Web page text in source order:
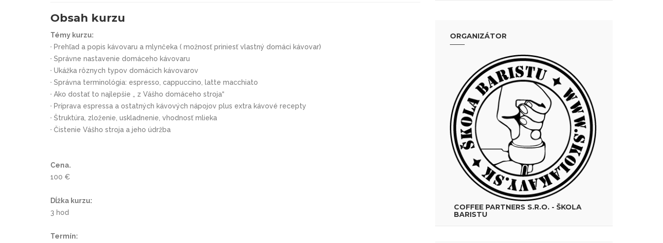
Obsah kurzu
Témy kurzu:
· Prehľad a popis kávovaru a mlynčeka ( možnosť priniesť vlastný domáci kávovar)
· Správne nastavenie domáceho kávovaru
· Ukážka rôznych typov domácich kávovarov
· Správna terminológia: espresso, cappuccino, latte macchiato
· Ako dostať to najlepšie „ z Vášho domáceho stroja“
· Príprava espressa a ostatných kávových nápojov plus extra kávové recepty
· Štruktúra, zloženie, uskladnenie, vhodnosť mlieka
· Čistenie Vášho stroja a jeho údržba
Cena.
100 €
Dĺžka kurzu:
3 hod
Termín:
ORGANIZÁTOR
COFFEE PARTNERS S.R.O. - ŠKOLA
BARISTU